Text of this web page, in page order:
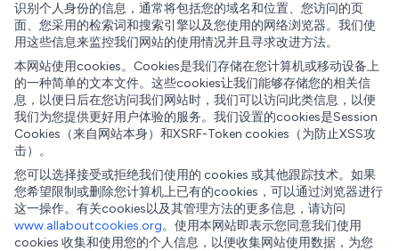
识别个人身份的信息，通常将包括您的域名和位置、您访问的页
面、您采用的检索词和搜索引擎以及您使用的网络浏览器。我们使
用这些信息来监控我们网站的使用情况并且寻求改进方法。
本网站使用cookies。Cookies是我们存储在您计算机或移动设备上
的一种简单的文本文件。这些cookies让我们能够存储您的相关信
息，以便日后在您访问我们网站时，我们可以访问此类信息，以便
我们为您提供更好用户体验的服务。我们设置的cookies是Session
Cookies（来自网站本身）和XSRF-Token cookies（为防止XSS攻
击）。
您可以选择接受或拒绝我们使用的 cookies 或其他跟踪技术。如果
您希望限制或删除您计算机上已有的cookies，可以通过浏览器进行
这一操作。有关cookies以及其管理方法的更多信息，请访问
www.allaboutcookies.org。使用本网站即表示您同意我们使用
cookies 收集和使用您的个人信息，以便收集网站使用数据，为您